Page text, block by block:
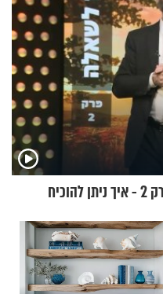
הרב רפאל אוחיון: מקום לשאלה, פרק 2 - איך ניתן להוכיח